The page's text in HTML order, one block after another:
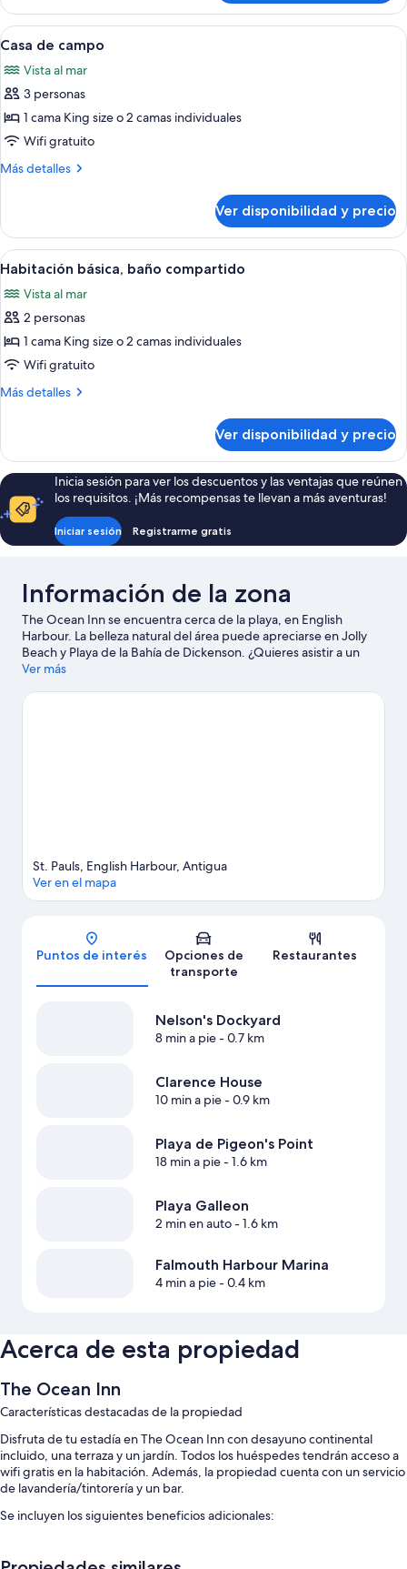
vista
al
océano
Ver
todas
las
fotos
de
Casa
de
Una casa con porche, rodeada de
8
Casa de campo
Vista al mar
3 personas
1 cama King size o 2 camas individuales
Wifi gratuito
Más detalles
Más
de
campo
Ver disponibilidad y precio
Ver
todas
las
fotos
de
Habitación
básica,
Un dormitorio con una cama, una
4
Habitación básica, baño compartido
Vista al mar
2 personas
1 cama King size o 2 camas individuales
Wifi gratuito
Más detalles
Más
básica,
baño
compartido
Ver disponibilidad y precio
Inicia sesión para ver los descuentos y las ventajas que reúnen
los requisitos. ¡Más recompensas te llevan a más aventuras!
Iniciar sesión Registrarme gratis
Información de la zona
The Ocean Inn se encuentra cerca de la playa, en English
Harbour. La belleza natural del área puede apreciarse en Jolly
Beach y Playa de la Bahía de Dickenson. ¿Quieres asistir a un
evento o partido mientras estás en la ciudad? Échale un vistazo a
Ground. En las cercanías encontrarás muchas oportunidades
Ver más
Mapa
St. Pauls, English Harbour, Antigua
Ver en el mapa
Puntos de interés
Opciones de
transporte
Restaurantes
Nelson's Dockyard
8 min a pie- 0.7 km
Clarence House
10 min a pie- 0.9 km
Playa de Pigeon's Point
18 min a pie- 1.6 km
Playa Galleon
2 min en auto- 1.6 km
Falmouth Harbour Marina
4 min a pie- 0.4 km
Acerca de esta propiedad
The Ocean Inn
Características destacadas de la propiedad
Disfruta de tu estadía en The Ocean Inn con desayuno continental
incluido, una terraza y un jardín. Todos los huéspedes tendrán acceso a
wifi gratis en la habitación. Además, la propiedad cuenta con un servicio
de lavandería/tintorería y un bar.
Se incluyen los siguientes beneficios adicionales: